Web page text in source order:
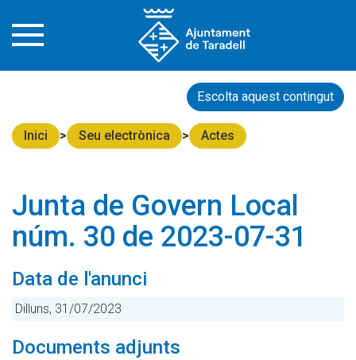
Escolta aquest contingut
Inici Seu electrònica Actes
Junta de Govern Local
núm. 30 de 2023-07-31
Data de l'anunci
Dilluns, 31/07/2023
Documents adjunts